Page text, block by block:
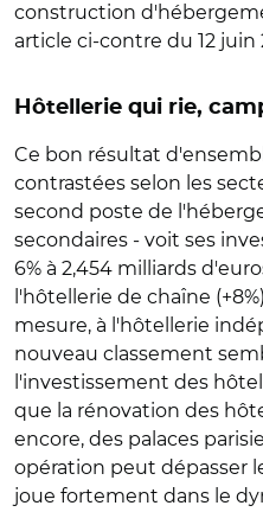
construction
article ci-contre du 12 juin
Hôtellerie qui rie,
Ce bon résultat
contrastées selon les
second poste de
secondaires - voit ses
6% à 2,454 milliards
l'hôtellerie de chaîne
mesure, à l'hôtellerie
nouveau classement
l'investissement des
que la rénovation des
encore, des palaces
opération peut dépasser
joue fortement dans le